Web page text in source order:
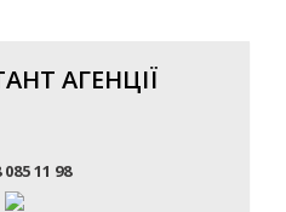
АГЕНЦІЇ
11 98